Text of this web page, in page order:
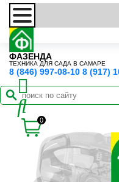
ФАЗЕНДА
ТЕХНИКА ДЛЯ САДА В САМАРЕ
8 (846) 997-08-10 8 (917)
0